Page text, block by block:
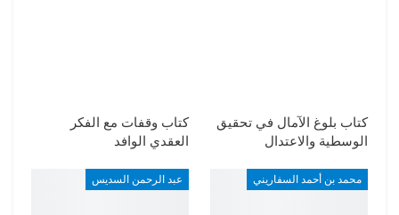
كتاب بلوغ الآمال في تحقيق
الوسطية والاعتدال
كتاب وقفات مع الفكر
العقدي الوافد
محمد بن أحمد السفاريني عبد الرحمن السديس